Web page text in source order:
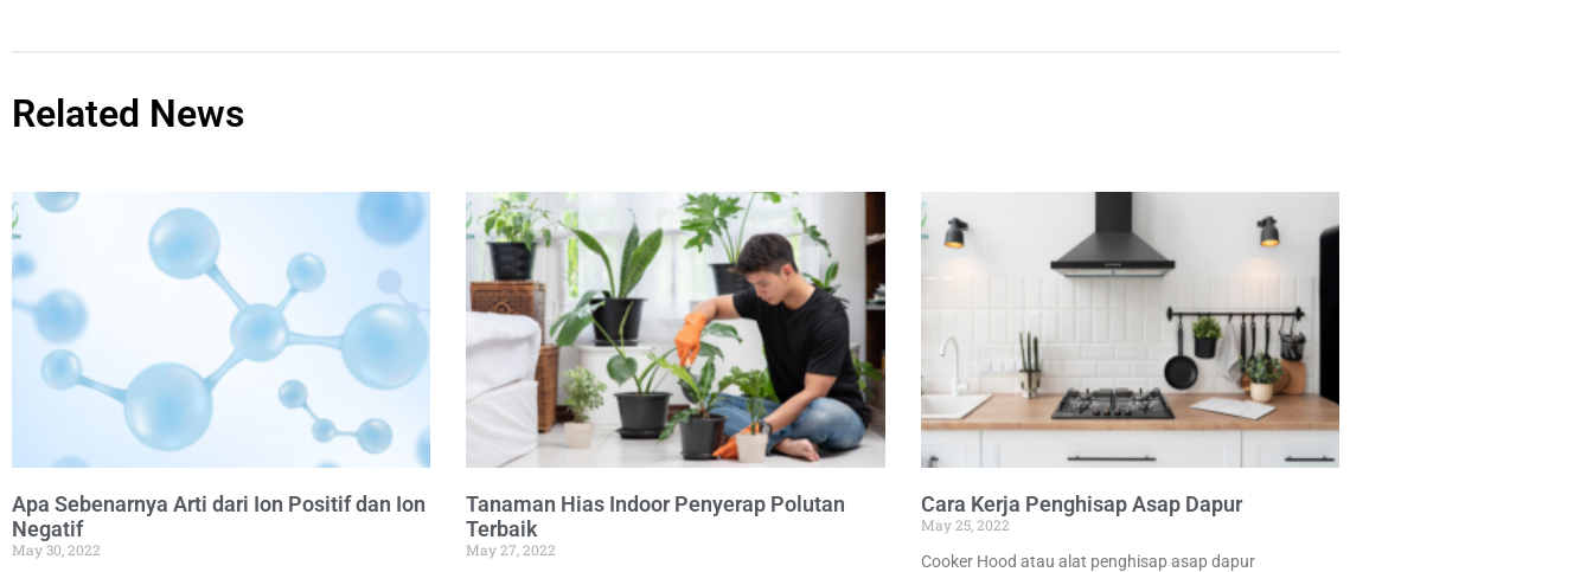
Related News
Apa Sebenarnya Arti dari Ion Positif dan Ion
Negatif
May 30, 2022
Tanaman Hias Indoor Penyerap Polutan
Terbaik
May 27, 2022
Cara Kerja Penghisap Asap Dapur
May 25, 2022
Cooker Hood atau alat penghisap asap dapur